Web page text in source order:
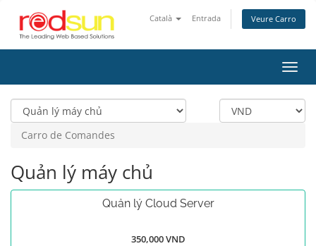
Català Entrada Veure Carro
la
Carro de Comandes
Quản lý máy chủ
Quản lý Cloud Server
350,000 VND